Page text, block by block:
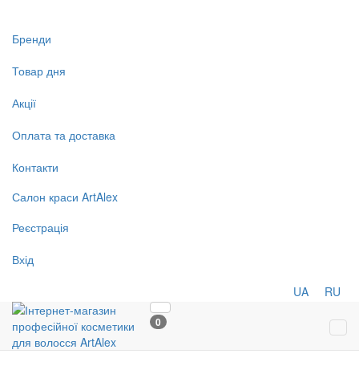
Бренди
Товар дня
Акції
Оплата та доставка
Контакти
Салон краси ArtAlex
Реєстрація
Вхід
UA RU
0